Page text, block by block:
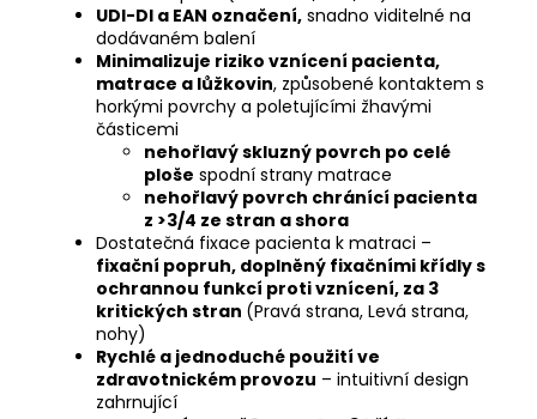
UDI-DI a EAN označení, snadno viditelné na
dodávaném balení
Minimalizuje riziko vznícení pacienta,
matrace a lůžkovin, způsobené kontaktem s
horkými povrchy a poletujícími žhavými
částicemi
nehořlavý skluzný povrch po celé
ploše spodní strany matrace
nehořlavý povrch chránící pacienta
z >3/4 ze stran a shora
Dostatečná fixace pacienta k matraci –
fixační popruh, doplněný fixačními křídly s
ochrannou funkcí proti vznícení, za 3
kritických stran (Pravá strana, Levá strana,
nohy)
Rychlé a jednoduché použití ve
zdravotnickém provozu – intuitivní design
zahrnující